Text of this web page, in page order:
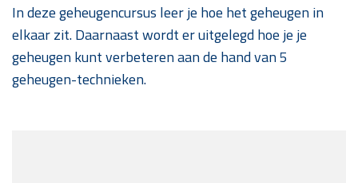
In deze geheugencursus leer je hoe het geheugen in
elkaar zit. Daarnaast wordt er uitgelegd hoe je je
geheugen kunt verbeteren aan de hand van 5
geheugen-technieken.